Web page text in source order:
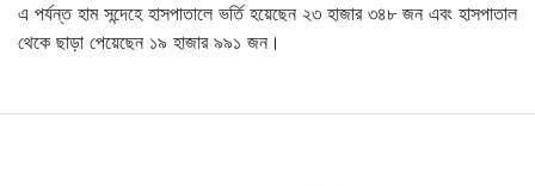
এ পর্যন্ত হাম সন্দেহে হাসপাতালে ভর্তি হয়েছেন ২৩ হাজার ৩৪৮ জন এবং হাসপাতাল
থেকে ছাড়া পেয়েছেন ১৯ হাজার ৯৯১ জন।